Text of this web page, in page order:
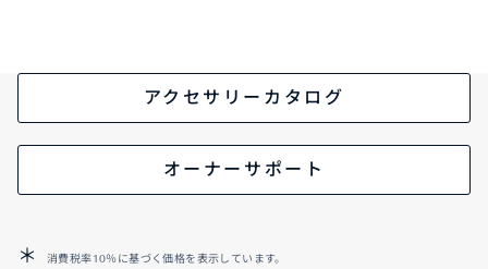
アクセサリーカタログ
オーナーサポート
消費税率10％に基づく価格を表示しています。